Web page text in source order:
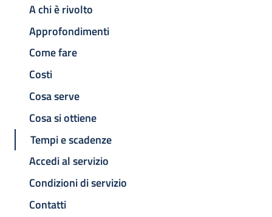
A chi è rivolto
Approfondimenti
Come fare
Costi
Cosa serve
Cosa si ottiene
Tempi e scadenze
Accedi al servizio
Condizioni di servizio
Contatti